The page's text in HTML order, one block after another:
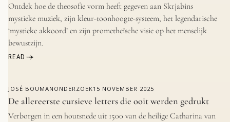
Ontdek hoe de theosofie vorm heeft gegeven aan Skrjabins
mystieke muziek, zijn kleur-toonhoogte-systeem, het legendarische
‘mystieke akkoord’ en zijn prometheïsche visie op het menselijk
bewustzijn.
READ
JOSÉ BOUMAN ONDERZOEK15 NOVEMBER 2025
De allereerste cursieve letters die ooit werden gedrukt
Verborgen in een houtsnede uit 1500 van de heilige Catharina van